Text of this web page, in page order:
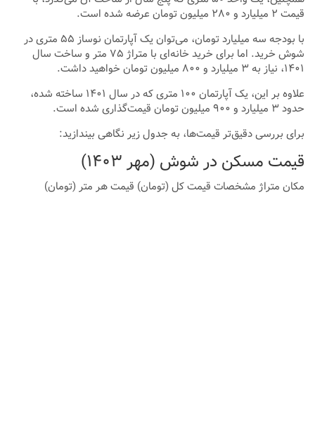
قیمت ۲ میلیارد و ۲۸۰ میلیون تومان عرضه شده است.
با بودجه سه میلیارد تومان، می‌توان یک آپارتمان نوساز ۵۵ متری در
شوش خرید. اما برای خرید خانه‌ای با متراژ ۷۵ متر و ساخت سال
۱۴۰۱، نیاز به ۳ میلیارد و ۸۰۰ میلیون تومان خواهید داشت.
علاوه بر این، یک آپارتمان ۱۰۰ متری که در سال ۱۴۰۱ ساخته شده،
حدود ۳ میلیارد و ۹۰۰ میلیون تومان قیمت‌گذاری شده است.
برای بررسی دقیق‌تر قیمت‌ها، به جدول زیر نگاهی بیندازید:
قیمت مسکن در شوش (مهر ۱۴۰۳)
مکان متراژ مشخصات قیمت کل (تومان) قیمت هر متر (تومان)